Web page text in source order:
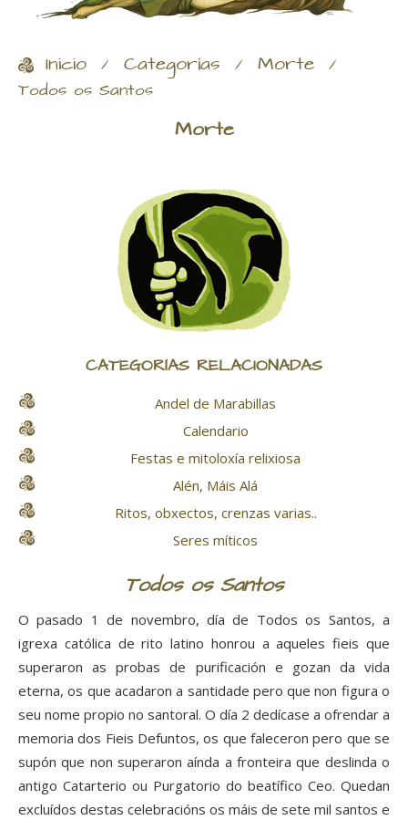
Inicio / Categorías / Morte /
Todos os Santos
Morte
CATEGORÍAS RELACIONADAS
Andel de Marabillas
Calendario
Festas e mitoloxía relixiosa
Alén, Máis Alá
Ritos, obxectos, crenzas varias..
Seres míticos
Todos os Santos
O pasado 1 de novembro, día de Todos os Santos, a
igrexa católica de rito latino honrou a aqueles fieis que
superaron as probas de purificación e gozan da vida
eterna, os que acadaron a santidade pero que non figura o
seu nome propio no santoral. O día 2 dedícase a ofrendar a
memoria dos Fieis Defuntos, os que faleceron pero que se
supón que non superaron aínda a fronteira que deslinda o
antigo Catarterio ou Purgatorio do beatífico Ceo. Quedan
excluídos destas celebracións os máis de sete mil santos e